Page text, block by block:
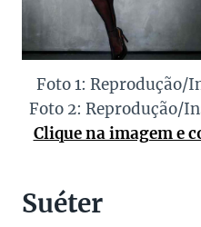
Foto 1:
Foto 2: Reprodução/
Clique na imagem e
Suéter